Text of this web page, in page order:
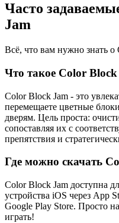
Часто
Jam
Всё, что вам нужно знать о
Что такое Color
Color Block Jam - это
перемещаете цветные
дверям. Цель проста:
сопоставляя их с
препятствия и
Где можно скачать
Color Block Jam доступна
устройства iOS через App
Google Play Store. Просто
играть!